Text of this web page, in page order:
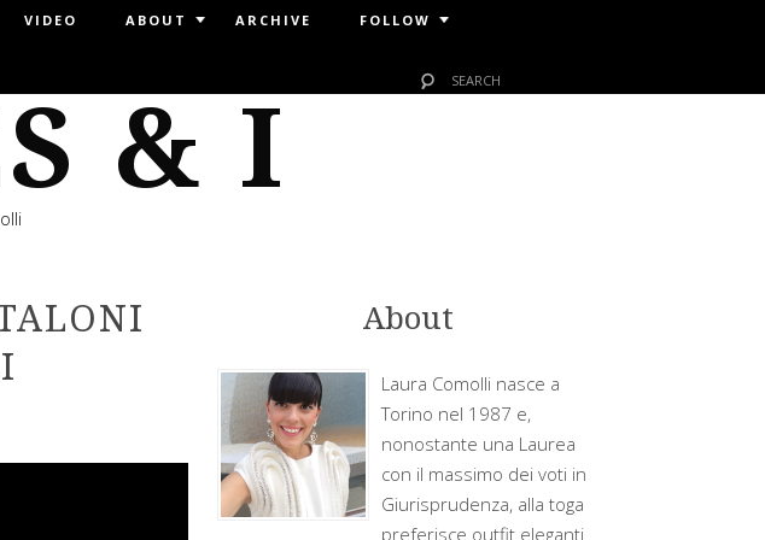
VIDEO ABOUT ARCHIVE FOLLOW
& I
About
Laura Comolli nasce a
Torino nel 1987 e,
nonostante una Laurea
con il massimo dei voti in
Giurisprudenza, alla toga
preferisce outfit eleganti